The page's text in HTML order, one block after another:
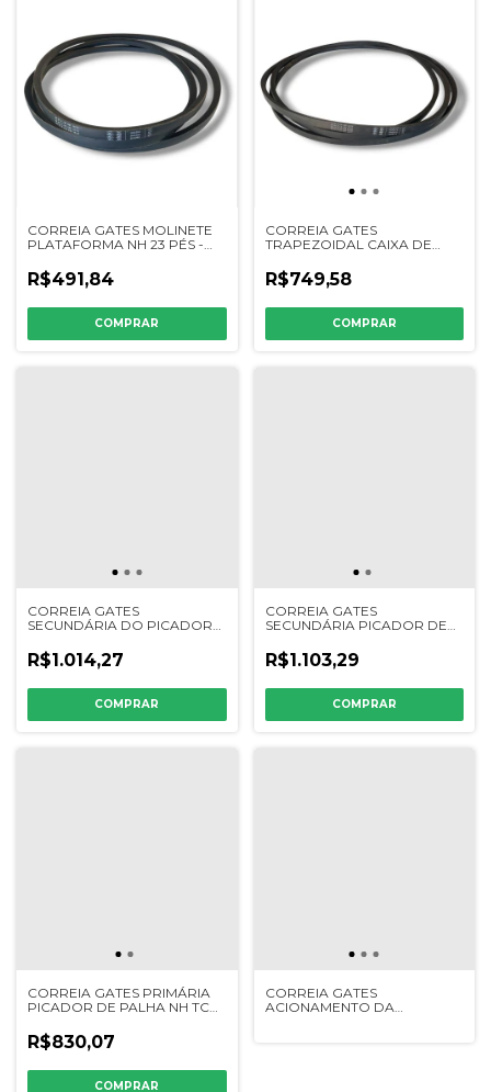
CORREIA GATES MOLINETE
PLATAFORMA NH 23 PÉS -
R$491,84
CORREIA GATES
TRAPEZOIDAL CAIXA DE
- H175587 - HXE82335
R$749,58
CORREIA GATES
SECUNDÁRIA DO PICADOR
1550/1570 - 223549K - CQ35559
R$1.014,27
CORREIA GATES
SECUNDÁRIA PICADOR DE
323479K - 84996134
R$1.103,29
CORREIA GATES PRIMÁRIA
PICADOR DE PALHA NH TC
R$830,07
CORREIA GATES
ACIONAMENTO DA